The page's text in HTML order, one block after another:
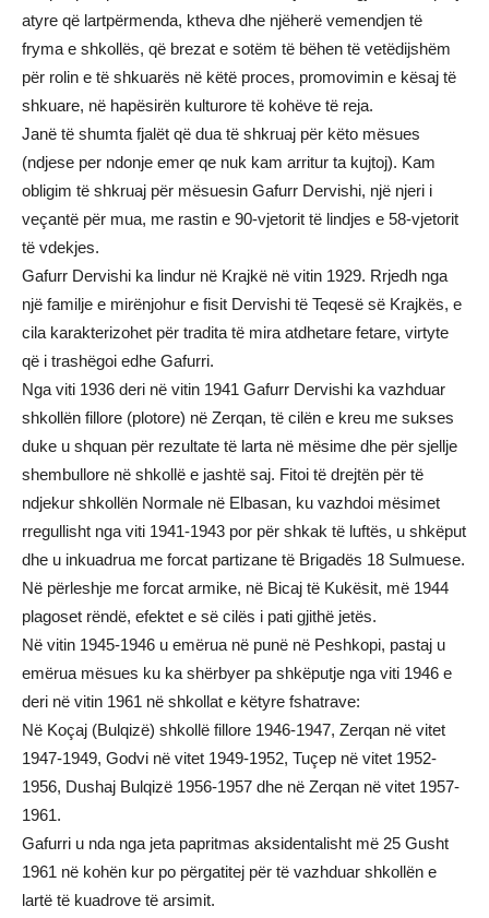
atyre që lartpërmenda, ktheva dhe njëherë vemendjen të
fryma e shkollës, që brezat e sotëm të bëhen të vetëdijshëm
për rolin e të shkuarës në këtë proces, promovimin e kësaj të
shkuare, në hapësirën kulturore të kohëve të reja.
Janë të shumta fjalët që dua të shkruaj për këto mësues
(ndjese per ndonje emer qe nuk kam arritur ta kujtoj). Kam
obligim të shkruaj për mësuesin Gafurr Dervishi, një njeri i
veçantë për mua, me rastin e 90-vjetorit të lindjes e 58-vjetorit
të vdekjes.
Gafurr Dervishi ka lindur në Krajkë në vitin 1929. Rrjedh nga
një familje e mirënjohur e fisit Dervishi të Teqesë së Krajkës, e
cila karakterizohet për tradita të mira atdhetare fetare, virtyte
që i trashëgoi edhe Gafurri.
Nga viti 1936 deri në vitin 1941 Gafurr Dervishi ka vazhduar
shkollën fillore (plotore) në Zerqan, të cilën e kreu me sukses
duke u shquan për rezultate të larta në mësime dhe për sjellje
shembullore në shkollë e jashtë saj. Fitoi të drejtën për të
ndjekur shkollën Normale në Elbasan, ku vazhdoi mësimet
rregullisht nga viti 1941-1943 por për shkak të luftës, u shkëput
dhe u inkuadrua me forcat partizane të Brigadës 18 Sulmuese.
Në përleshje me forcat armike, në Bicaj të Kukësit, më 1944
plagoset rëndë, efektet e së cilës i pati gjithë jetës.
Në vitin 1945-1946 u emërua në punë në Peshkopi, pastaj u
emërua mësues ku ka shërbyer pa shkëputje nga viti 1946 e
deri në vitin 1961 në shkollat e këtyre fshatrave:
Në Koçaj (Bulqizë) shkollë fillore 1946-1947, Zerqan në vitet
1947-1949, Godvi në vitet 1949-1952, Tuçep në vitet 1952-
1956, Dushaj Bulqizë 1956-1957 dhe në Zerqan në vitet 1957-
1961.
Gafurri u nda nga jeta papritmas aksidentalisht më 25 Gusht
1961 në kohën kur po përgatitej për të vazhduar shkollën e
lartë të kuadrove të arsimit.